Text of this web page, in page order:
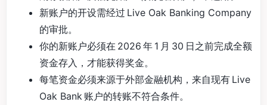
新账户的开设需经过 Live Oak Banking Company
的审批。
你的新账户必须在 2026 年 1 月 30 日之前完成全额
资金存入，才能获得奖金。
每笔资金必须来源于外部金融机构，来自现有 Live
Oak Bank 账户的转账不符合条件。